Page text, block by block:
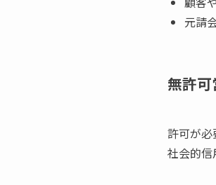
元請
無許
許可が必
社会的信